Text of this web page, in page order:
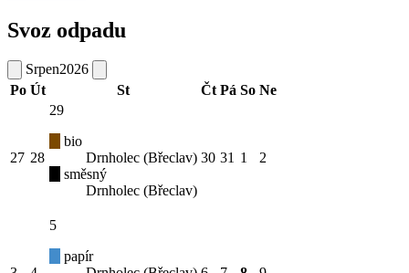
Svoz odpadu
Srpen2026
Po Út St Čt Pá So Ne
27 28
29
bio
Drnholec (Břeclav)
směsný
Drnholec (Břeclav)
30 31 1 2
5
papír